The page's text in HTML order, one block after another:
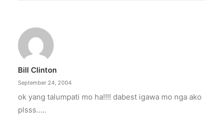
Bill Clinton
September 24, 2004
ok yang talumpati mo ha!!!! dabest igawa mo nga ako
plsss…..